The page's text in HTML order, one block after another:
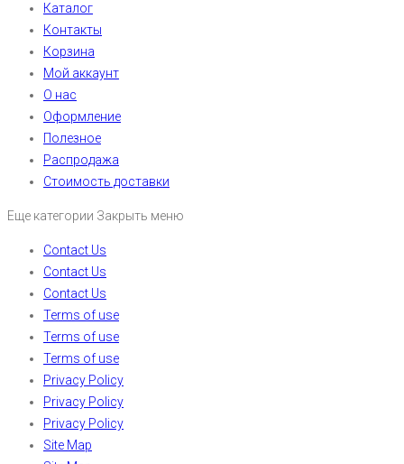
Каталог
Контакты
Корзина
Мой аккаунт
О нас
Оформление
Полезное
Распродажа
Стоимость доставки
Еще категории Закрыть меню
Contact Us
Contact Us
Contact Us
Terms of use
Terms of use
Terms of use
Privacy Policy
Privacy Policy
Privacy Policy
Site Map